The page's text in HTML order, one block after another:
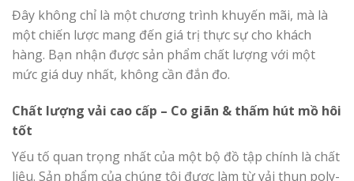
Đây không chỉ là một chương trình khuyến mãi, mà là
một chiến lược mang đến giá trị thực sự cho khách
hàng. Bạn nhận được sản phẩm chất lượng với một
mức giá duy nhất, không cần đắn đo.
Chất lượng vải cao cấp – Co giãn & thấm hút mồ hôi
tốt
Yếu tố quan trọng nhất của một bộ đồ tập chính là chất
liệu. Sản phẩm của chúng tôi được làm từ vải thun poly-